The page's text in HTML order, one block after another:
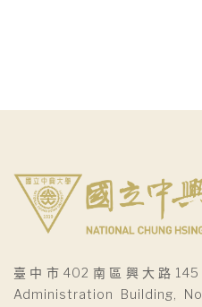
臺中市402南區興大路
Administration Building,